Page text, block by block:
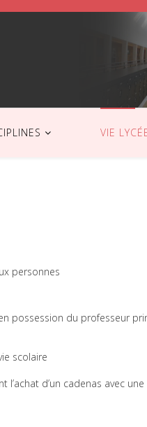
VIE
personnes
possession du professeur
scolaire
d’un cadenas avec une